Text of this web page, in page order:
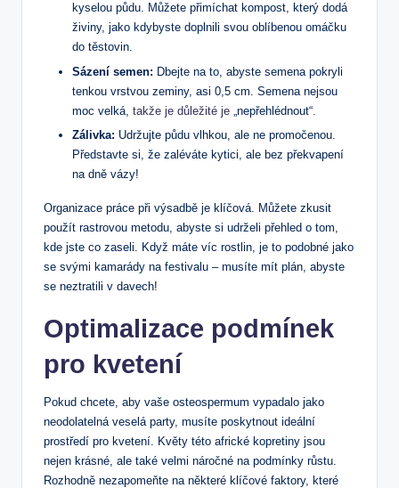
kyselou půdu. Můžete přimíchat kompost, který dodá
živiny, jako kdybyste doplnili svou oblíbenou omáčku
do těstovin.
Sázení semen: Dbejte na to, abyste semena pokryli
tenkou vrstvou zeminy, asi 0,5 cm. Semena nejsou
moc velká, takže je důležité je „nepřehlédnout“.
Zálivka: Udržujte půdu vlhkou, ale ne promočenou.
Představte si, že zaléváte kytici, ale bez překvapení
na dně vázy!
Organizace práce při výsadbě je klíčová. Můžete zkusit
použít rastrovou metodu, abyste si udrželi přehled o tom,
kde jste co zaseli. Když máte víc rostlin, je to podobné jako
se svými kamarády na festivalu – musíte mít plán, abyste
se neztratili v davech!
Optimalizace podmínek
pro kvetení
Pokud chcete, aby vaše osteospermum vypadalo jako
neodolatelná veselá party, musíte poskytnout ideální
prostředí pro kvetení. Květy této africké kopretiny jsou
nejen krásné, ale také velmi náročné na podmínky růstu.
Rozhodně nezapomeňte na některé klíčové faktory, které